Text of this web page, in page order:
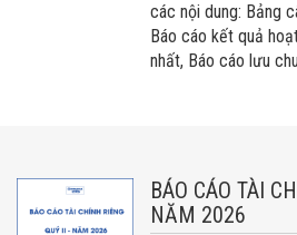
các nội dung: Bảng
Báo cáo kết quả
nhất, Báo cáo lưu
BÁO CÁO TÀI
NĂM 2026